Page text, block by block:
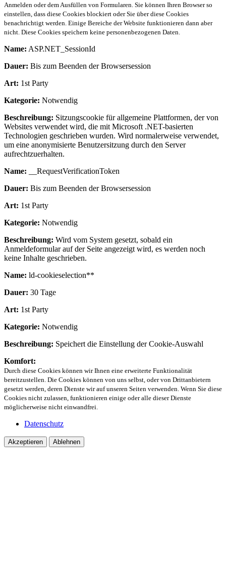
Anmelden oder dem Ausfüllen von Formularen. Sie können Ihren Browser so
einstellen, dass diese Cookies blockiert oder Sie über diese Cookies
benachrichtigt werden. Einige Bereiche der Website funktionieren dann aber
nicht. Diese Cookies speichern keine personenbezogenen Daten.
Name: ASP.NET_SessionId
Dauer: Bis zum Beenden der Browsersession
Art: 1st Party
Kategorie: Notwendig
Beschreibung: Sitzungscookie für allgemeine Plattformen, der von
Websites verwendet wird, die mit Microsoft .NET-basierten
Technologien geschrieben wurden. Wird normalerweise verwendet,
um eine anonymisierte Benutzersitzung durch den Server
aufrechtzuerhalten.
Name: __RequestVerificationToken
Dauer: Bis zum Beenden der Browsersession
Art: 1st Party
Kategorie: Notwendig
Beschreibung: Wird vom System gesetzt, sobald ein
Anmeldeformular auf der Seite angezeigt wird, es werden noch
keine Inhalte geschrieben.
Name: ld-cookieselection**
Dauer: 30 Tage
Art: 1st Party
Kategorie: Notwendig
Beschreibung: Speichert die Einstellung der Cookie-Auswahl
Komfort:
Durch diese Cookies können wir Ihnen eine erweiterte Funktionalität
bereitzustellen. Die Cookies können von uns selbst, oder von Drittanbietern
gesetzt werden, deren Dienste wir auf unseren Seiten verwenden. Wenn Sie diese
Cookies nicht zulassen, funktionieren einige oder alle dieser Dienste
möglicherweise nicht einwandfrei.
Datenschutz
Akzeptieren Ablehnen